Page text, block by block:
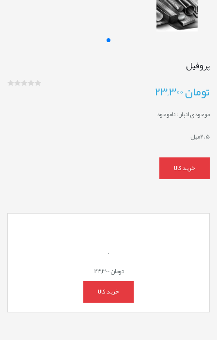
پروفیل
تومان
موجودی انبار :ناموجود
2.5میل
خرید کالا
.
تومان23,300
خرید کالا